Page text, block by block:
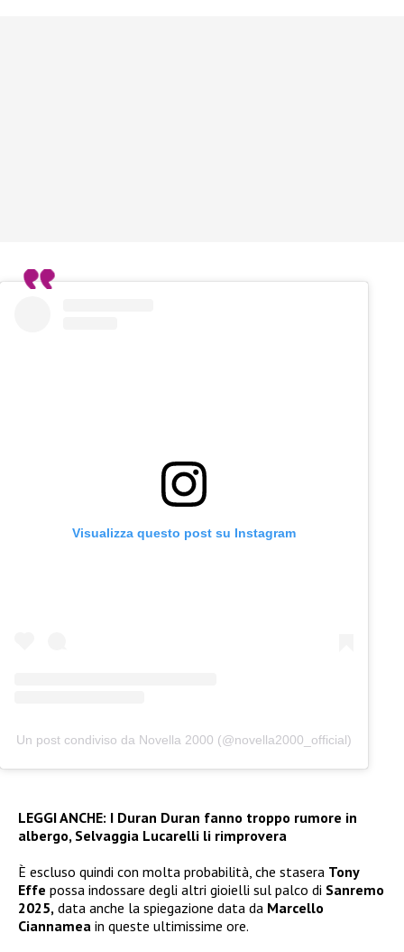
Visualizza questo post su Instagram
Un post condiviso da Novella 2000 (@novella2000_official)
LEGGI ANCHE: I Duran Duran fanno troppo rumore in
albergo, Selvaggia Lucarelli li rimprovera
È escluso quindi con molta probabilità, che stasera Tony
Effe possa indossare degli altri gioielli sul palco di Sanremo
2025, data anche la spiegazione data da Marcello
Ciannamea in queste ultimissime ore.